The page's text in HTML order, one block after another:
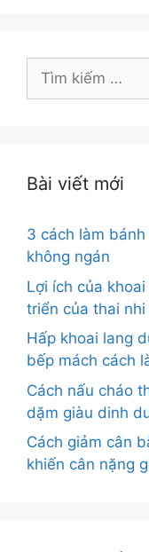
Tìm
Bài viết mới
3 cách làm
không ngán
Lợi ích của
triển của thai
Hấp khoai lang
bếp mách cách
Cách nấu cháo
dặm giàu dinh
Cách giảm cân
khiến cân nặng